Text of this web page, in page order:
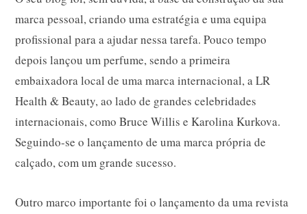
marca pessoal, criando uma estratégia e uma equipa
profissional para a ajudar nessa tarefa. Pouco tempo
depois lançou um perfume, sendo a primeira
embaixadora local de uma marca internacional, a LR
Health & Beauty, ao lado de grandes celebridades
internacionais, como Bruce Willis e Karolina Kurkova.
Seguindo-se o lançamento de uma marca própria de
calçado, com um grande sucesso.
Outro marco importante foi o lançamento da uma revista